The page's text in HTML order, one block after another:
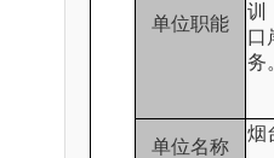
单位职能
训
口
务
单位名称
烟